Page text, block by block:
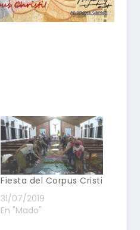
Fiesta del Corpus Cristi
31/07/2019
En "Mado"